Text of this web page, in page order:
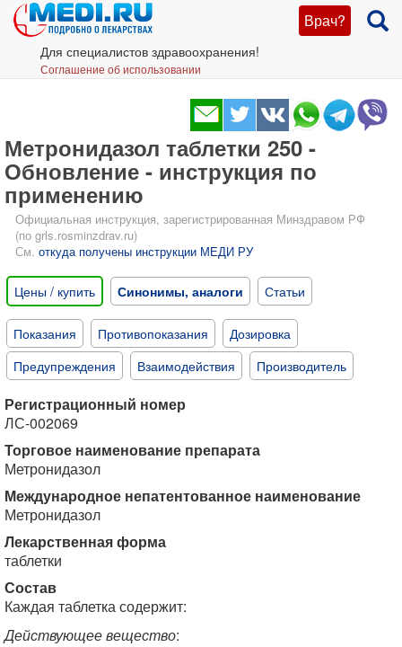
Врач?
Для специалистов здравоохранения!
Соглашение об использовании
Метронидазол таблетки 250 -
Обновление - инструкция по
применению
Официальная инструкция, зарегистрированная Минздравом РФ
(по grls.rosminzdrav.ru)
См. откуда получены инструкции МЕДИ РУ
Цены / купить Синонимы, аналоги Статьи
Показания Противопоказания
Дозировка
Предупреждения
Взаимодействия Производитель
Регистрационный номер
ЛС-002069
Торговое наименование препарата
Метронидазол
Международное непатентованное наименование
Метронидазол
Лекарственная форма
таблетки
Состав
Каждая таблетка содержит:
Действующее вещество: